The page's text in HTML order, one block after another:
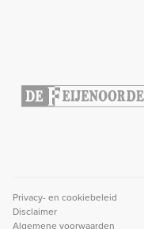
Privacy- en cookiebeleid
Disclaimer
Algemene voorwaarden